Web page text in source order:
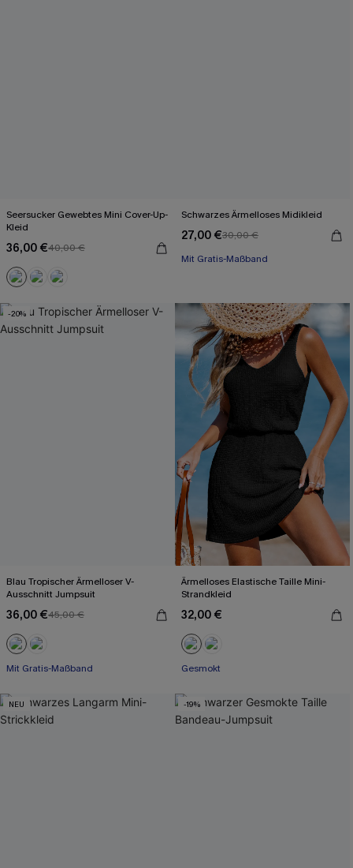
Seersucker Gewebtes Mini Cover-Up-
Kleid
36,00 €40,00 €
Schwarzes Ärmelloses Midikleid
27,00 €30,00 €
Mit Gratis-Maßband
High waist
-20%
Blau Tropischer Ärmelloser V-
Ausschnitt Jumpsuit
36,00 €45,00 €
Mit Gratis-Maßband
Weites Bein
Ärmelloses Elastische Taille Mini-
Strandkleid
32,00 €
Gesmokt
NEU -19%